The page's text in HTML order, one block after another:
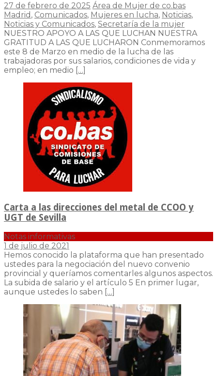
27 de febrero de 2025 Área de Mujer de co.bas
Madrid , Comunicados, Mujeres en lucha, Noticias,
Noticias y Comunicados, Secretaría de la mujer
NUESTRO APOYO A LAS QUE LUCHAN NUESTRA
GRATITUD A LAS QUE LUCHARON Conmemoramos
este 8 de Marzo en medio de la lucha de las
trabajadoras por sus salarios, condiciones de vida y
empleo; en medio […]
Carta a las direcciones del metal de CCOO y
UGT de Sevilla
Notas informativas
1 de julio de 2021
Hemos conocido la plataforma que han presentado
ustedes para la negociación del nuevo convenio
provincial y queríamos comentarles algunos aspectos.
La subida de salario y el artículo 5 En primer lugar,
aunque ustedes lo saben […]